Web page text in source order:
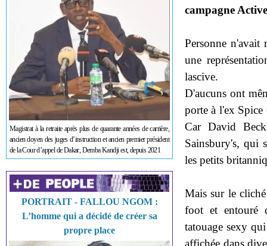
Magistrat à la retraite après plus de quarante années de carrière,
ancien doyen des juges d’instruction et ancien premier président
de la Cour d’appel de Dakar, Demba Kandji est, depuis 2021
PORTRAIT - FALLOU NGOM :
L’homme qui a décidé de créer sa
propre place
campagne
Personne
une
lascive.
D'aucuns ont
porte à l'ex
Car David
Sainsbury's, qui
les petits
Mais sur le
foot et entouré
tatouage sexy
affichée dans